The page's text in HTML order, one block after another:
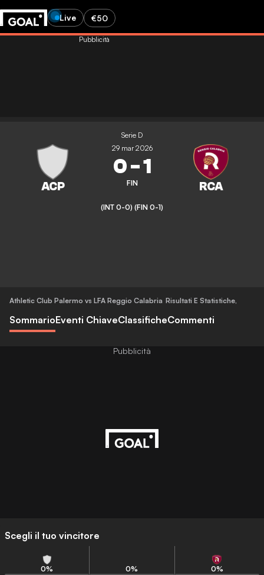
Live €50
Pubblicità
Serie D
29 mar 2026
0-1
FIN
(INT 0-0) (FIN 0-1)
Athletic Club Palermo vs LFA Reggio Calabria Risultati E Statistiche,
SommarioEventi ChiaveClassificheCommenti
Scegli il tuo vincitore
0% 0% 0%
Pubblicità